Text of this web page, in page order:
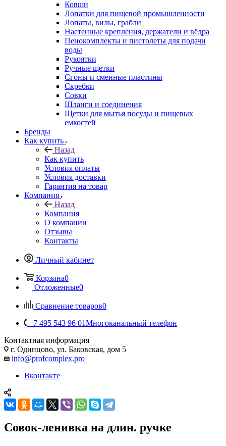
Ковши
Лопатки для пищевой промышленности
Лопаты, вилы, грабли
Настенные крепления, держатели и вёдра
Пенокомплекты и пистолеты для подачи
воды
Рукоятки
Ручные щетки
Сгоны и сменные пластины
Скребки
Совки
Шланги и соединения
Щетки для мытья посуды и пищевых
емкостей
Бренды
Как купить
Назад
Как купить
Условия оплаты
Условия доставки
Гарантия на товар
Компания
Назад
Компания
О компании
Отзывы
Контакты
Личный кабинет
Корзина0
Отложенные0
Сравнение товаров0
+7 495 543 96 01Многоканальный телефон
Контактная информация
г. Одинцово, ул. Баковская, дом 5
info@profcomplex.pro
Вконтакте
Совок-ленивка на длин. ручке